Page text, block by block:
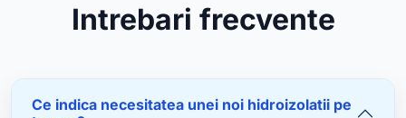
Intrebari frecvente
Ce indica necesitatea unei noi hidroizolatii pe